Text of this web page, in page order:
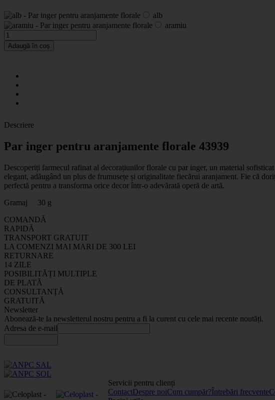
alb
aramiu
Adaugă în coș
Descriere
Par inger pentru aranjamente florale 43939
Descoperiți farmecul rafinat al decorațiunilor florale cu par inger, un material
elegant, adăugând un plus de frumusețe și originalitate fiecărui aranjament. Fie că
perfectă pentru a transforma orice decor într-o adevărată operă de artă.
Gramaj 30 g
COMANDĂ
RAPIDĂ
TRANSPORT GRATUIT
LA COMENZI MAI MARI DE 300 LEI
RETURNARE
14 ZILE
POSIBILITĂȚI MULTIPLE
DE PLATĂ
CONSULTANȚĂ
GRATUITĂ
Newsletter
Abonează-te la newsletterul nostru pentru a fi la curent cu cele mai recente noutăți.
Adresa de e-mail
Servicii pentru clienți
ContactDespre noiCum cumpăr?Întrebări frecvente